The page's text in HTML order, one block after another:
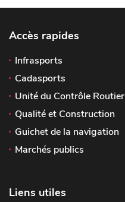
Accès rapides
Infrasports
Cadasports
Unité du Contrôle Routier
Qualité et Construction
Guichet de la navigation
Marchés publics
Liens utiles